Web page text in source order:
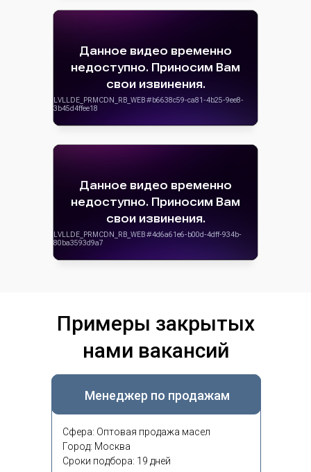
Примеры закрытых
нами вакансий
Менеджер по продажам
Сфера: Оптовая продажа масел
Город: Москва
Сроки подбора: 19 дней